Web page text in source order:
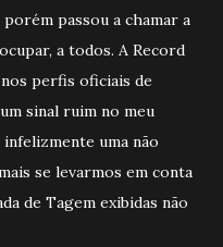
passou a chamar a
a todos. A Record
perfis oficiais de
sinal ruim no meu
uma não
se levarmos em conta
de Tagem exibidas não